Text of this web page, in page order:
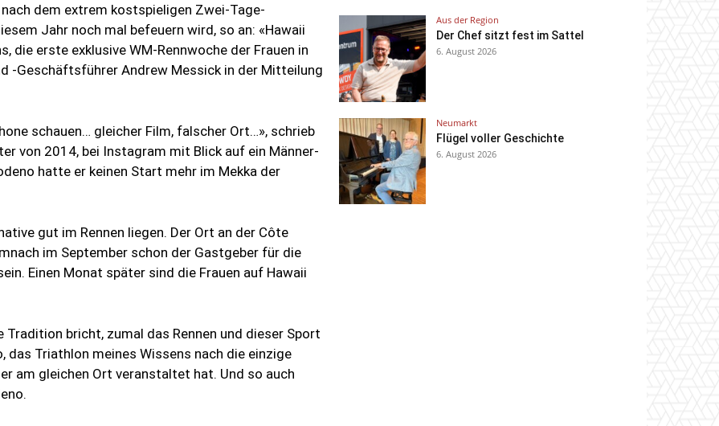
dem extrem kostspieligen Zwei-Tage-
Jahr noch mal befeuern wird, so an: «Hawaii
die erste exklusive WM-Rennwoche der Frauen in
-Geschäftsführer Andrew Messick in der Mitteilung
schauen… gleicher Film, falscher Ort…», schrieb
von 2014, bei Instagram mit Blick auf ein Männer-
hatte er keinen Start mehr im Mekka der
gut im Rennen liegen. Der Ort an der Côte
im September schon der Gastgeber für die
Einen Monat später sind die Frauen auf Hawaii
bricht, zumal das Rennen und dieser Sport
das Triathlon meines Wissens nach die einzige
am gleichen Ort veranstaltet hat. Und so auch
Aus der Region
Der Chef sitzt fest im Sattel
6. August 2026
Neumarkt
Flügel voller Geschichte
6. August 2026